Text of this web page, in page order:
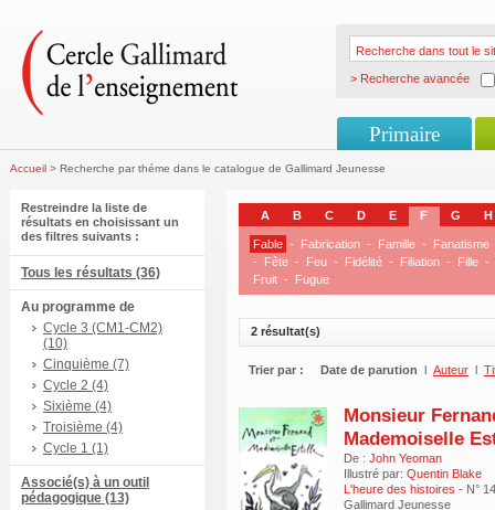
> Recherche avancée
Primaire
Accueil > Recherche par théme dans le catalogue de Gallimard Jeunesse
Restreindre la liste de
résultats en choisissant un
des filtres suivants :
Tous les résultats (36)
Au programme de
Cycle 3 (CM1-CM2)
(10)
Cinquième (7)
Cycle 2 (4)
Sixième (4)
Troisième (4)
Cycle 1 (1)
Associé(s) à un outil
pédagogique (13)
A B C D E F G H
Fable - Fabrication - Famille -
Fanatisme
-
Fête - Feu - Fidélité - Filiation - Fille -
Fruit - Fugue
2 résultat(s)
Trier par : Date de parution l Auteur l
Monsieur
Mademoiselle
De : John Yeoman
Illustré par: Quentin Blake
L'heure des histoires - N°
Gallimard Jeunesse